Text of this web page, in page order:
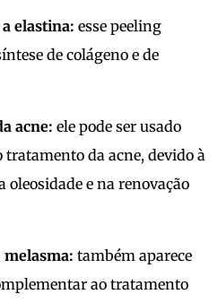
elastina: esse peeling
de colágeno e de
acne: ele pode ser usado
da acne, devido à
oleosidade e na renovação
também aparece
ao tratamento